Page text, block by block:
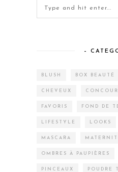
–
BLUSH BOX BEAUTÉ
CHEVEUX
FAVORIS FOND DE
LIFESTYLE LOOKS
MASCARA
OMBRES À PAUPIÈRES
PINCEAUX POUDRE